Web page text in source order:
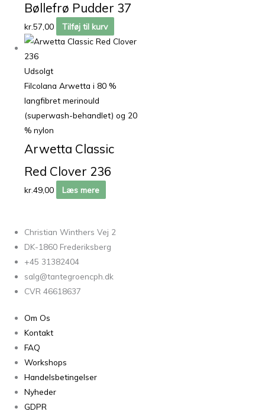
Bøllefrø Pudder 37
kr.57,00 Tilføj til kurv
Udsolgt
Filcolana Arwetta i 80 %
langfibret merinould
(superwash-behandlet) og 20
% nylon
Arwetta Classic
Red Clover 236
kr.49,00 Læs mere
Christian Winthers Vej 2
DK-1860 Frederiksberg
+45 31382404
salg@tantegroencph.dk
CVR 46618637
Om Os
Kontakt
FAQ
Workshops
Handelsbetingelser
Nyheder
GDPR